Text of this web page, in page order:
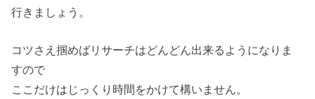
行きましょう。
コツさえ掴めばリサーチはどんどん出来るようになりま
すので
ここだけはじっくり時間をかけて構いません。